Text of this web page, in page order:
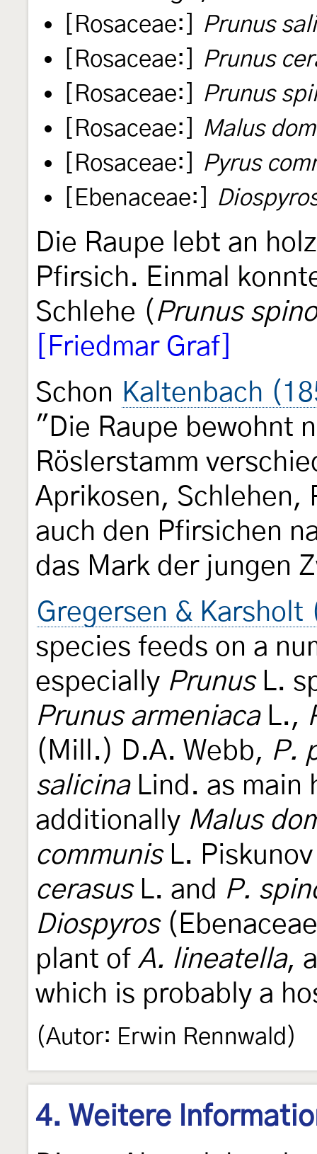
[Rosaceae:]
Prunus
[Rosaceae:]
Prunus
[Rosaceae:]
Prunus
[Rosaceae:]
Malus
[Rosaceae:]
Pyrus
[Ebenaceae:]
Die Raupe lebt an
Pfirsich. Einmal
Schlehe ( Prunus
[Friedmar Graf]
Schon Kaltenbach
"Die Raupe bewohnt
Röslerstamm
Aprikosen, Schlehen,
auch den Pfirsichen
das Mark der jungen
Gregersen & Karsholt
species feeds on a
especially PrunusL.
Prunus armeniacaL.,
(Mill.) D.A. Webb, P.
salicinaLind. as main
additionally Malus
communisL.
cerasusL. and P.
Diospyros
plant of A. lineatella,
which is probably a
(Autor: Erwin Rennwald)
4. Weitere